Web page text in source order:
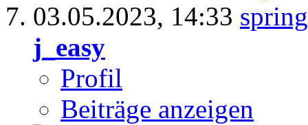
03.05.2023, 14:33
j_easy
Profil
Beiträge anzeigen